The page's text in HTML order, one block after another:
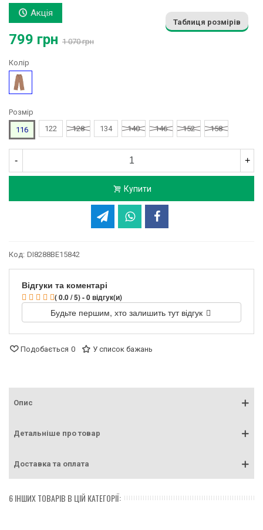
Акція
799 грн 1 070 грн
Таблиця розмірів
Колір
Рожевий
Розмір
116
122 128 134 140 146 152 158
- +
Купити
Код: DI8288BE15842
Відгуки та коментарі
( 0.0 / 5) - 0 відгук(и)
Будьте першим, хто залишить тут відгук
Подобається 0 У список бажань
Опис
Детальніше про товар
Доставка та оплата
6 ІНШИХ ТОВАРІВ В ЦІЙ КАТЕГОРІЇ: